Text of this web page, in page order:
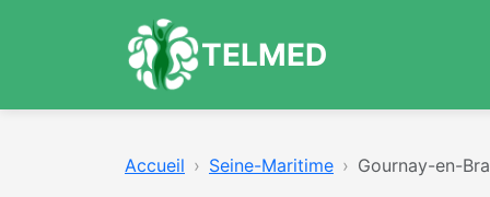
TELMED
Accueil Seine-Maritime Gournay-en-